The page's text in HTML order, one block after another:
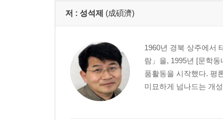
저 : 성석제 (成碩濟)
1960년 경북 상주에서
람」을, 1995년 [문학
품활동을 시작했다. 평
미묘하게 넘나드는 개